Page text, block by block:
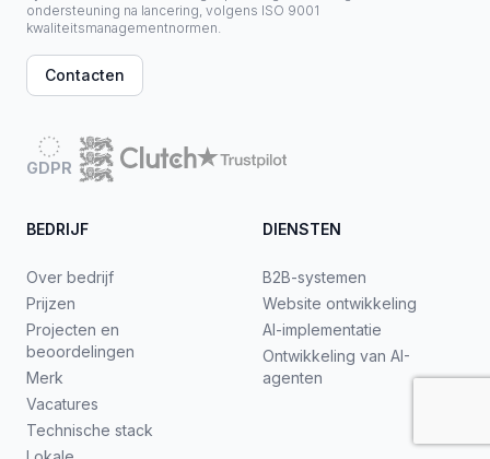
ondersteuning na lancering, volgens ISO 9001
kwaliteitsmanagementnormen.
Contacten
GDPR
BEDRIJF
Over bedrijf
Prijzen
Projecten en
beoordelingen
Merk
Vacatures
Technische stack
DIENSTEN
B2B-systemen
Website ontwikkeling
AI-implementatie
Ontwikkeling van AI-
agenten